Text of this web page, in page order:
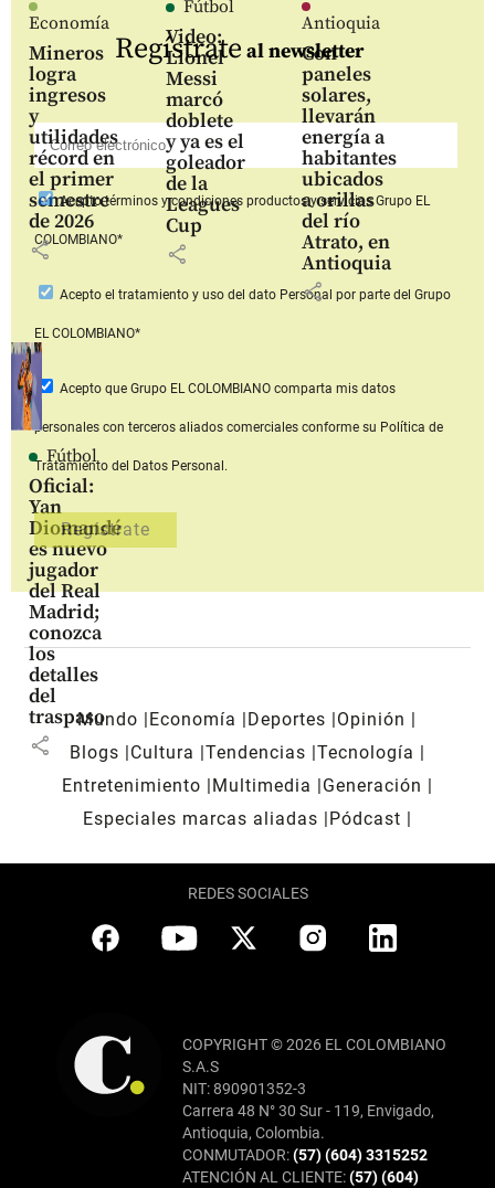
Economía
Mineros
logra
ingresos
y
utilidades
récord en
el primer
semestre
de 2026
share
Fútbol
Video:
Lionel
Messi
marcó
doblete
y ya es el
goleador
de la
Leagues
Cup
share
Antioquia
Con
paneles
solares,
llevarán
energía a
habitantes
ubicados
a orillas
del río
Atrato, en
Antioquia
share
Fútbol
Oficial:
Yan
Diomandé
es nuevo
jugador
del Real
Madrid;
conozca
los
detalles
del
traspaso
share
Regístrate al newsletter
Aceptotérminos y condiciones productos y serviciosGrupo EL
COLOMBIANO*
Acepto el tratamiento y uso del dato Personal por parte del Grupo
EL COLOMBIANO*
Acepto que Grupo EL COLOMBIANOcomparta mis datos
personales con terceros aliados comerciales conforme su Política de
Tratamiento del Datos Personal.
Mundo Economía Deportes
Opinión
Blogs
Cultura Tendencias Tecnología
Entretenimiento
Multimedia
Generación
Especiales marcas aliadas
Pódcast
REDES SOCIALES
COPYRIGHT © 2026 EL COLOMBIANO
S.A.S
NIT: 890901352-3
Carrera 48 N° 30 Sur - 119, Envigado,
Antioquia, Colombia.
CONMUTADOR:(57) (604) 3315252
ATENCIÓN AL CLIENTE:(57) (604)